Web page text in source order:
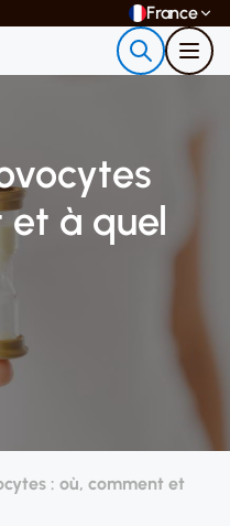
France
et à quel
: où, comment et